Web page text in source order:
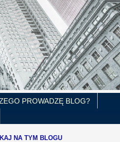
PROWADZĘ BLOG?
NA TYM BLOGU